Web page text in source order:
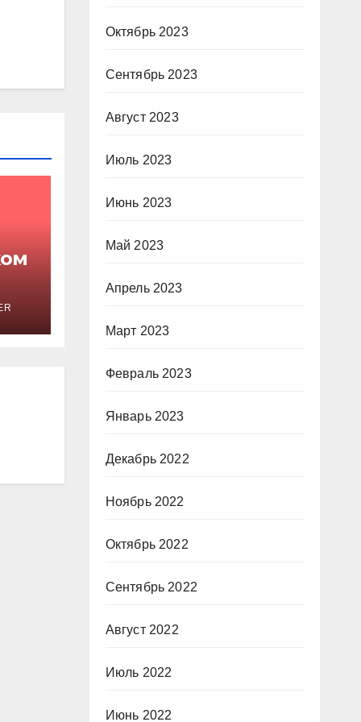
Октябрь 2023
Сентябрь 2023
Август 2023
Июль 2023
Июнь 2023
Май 2023
Апрель 2023
Март 2023
Февраль 2023
Январь 2023
Декабрь 2022
Ноябрь 2022
Октябрь 2022
Сентябрь 2022
Август 2022
Июль 2022
Июнь 2022